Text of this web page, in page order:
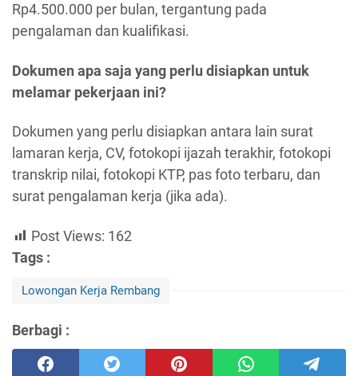
Rp4.500.000 per bulan, tergantung pada
pengalaman dan kualifikasi.
Dokumen apa saja yang perlu disiapkan untuk
melamar pekerjaan ini?
Dokumen yang perlu disiapkan antara lain surat
lamaran kerja, CV, fotokopi ijazah terakhir, fotokopi
transkrip nilai, fotokopi KTP, pas foto terbaru, dan
surat pengalaman kerja (jika ada).
Post Views: 162
Tags :
Lowongan Kerja Rembang
Berbagi :